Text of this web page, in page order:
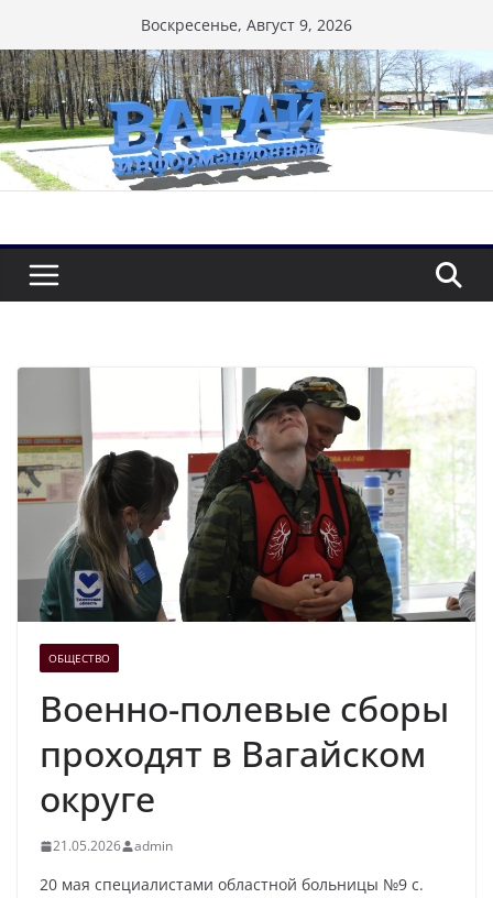
к
содержимому
Воскресенье, Август 9, 2026
ОБЩЕСТВО
Военно-полевые сборы
проходят в Вагайском
округе
21.05.2026 admin
20 мая специалистами областной больницы №9 с.